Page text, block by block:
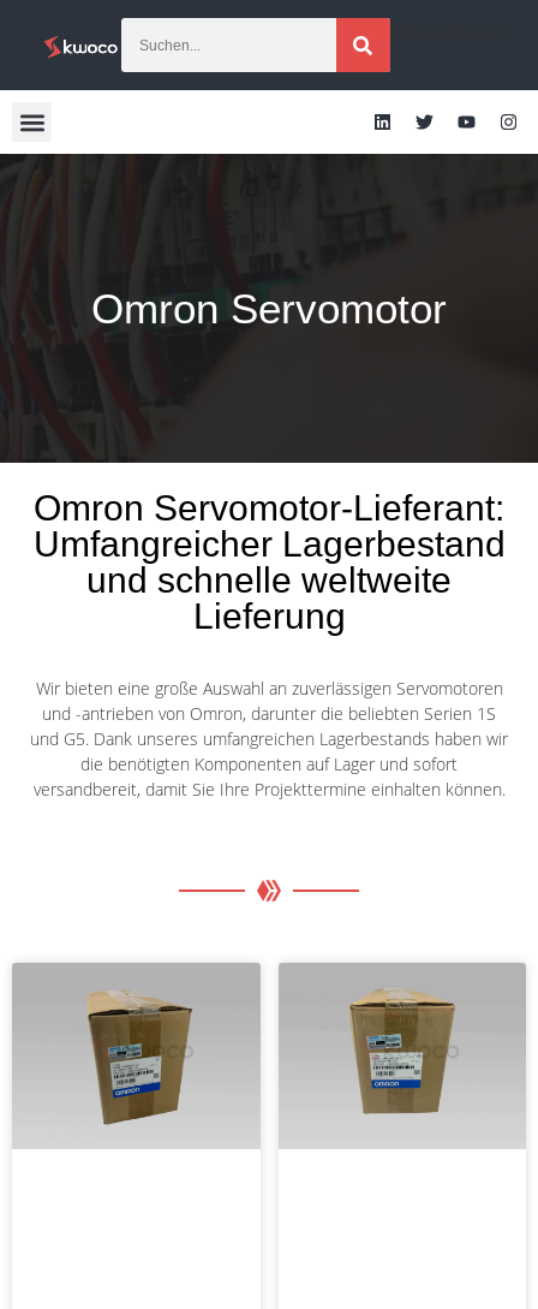
Omron Servomotor
Omron Servomotor-Lieferant:
Umfangreicher Lagerbestand
und schnelle weltweite
Lieferung
Wir bieten eine große Auswahl an zuverlässigen Servomotoren
und -antrieben von Omron, darunter die beliebten Serien 1S
und G5. Dank unseres umfangreichen Lagerbestands haben wir
die benötigten Komponenten auf Lager und sofort
versandbereit, damit Sie Ihre Projekttermine einhalten können.